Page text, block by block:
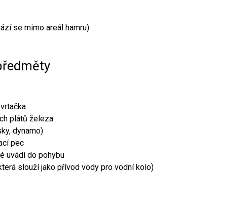
se mimo areál hamru)
plátů železa
dynamo)
pec
uvádí do pohybu
slouží jako přívod vody pro vodní kolo)